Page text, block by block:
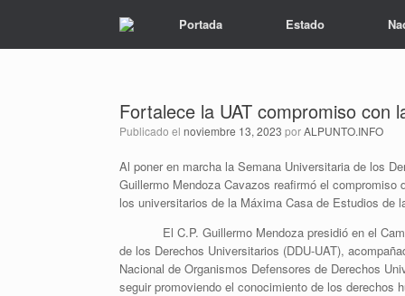
Portada Estado
Fortalece la UAT compromiso con
Publicado el noviembre 13, 2023 porALPUNTO.INFO
Al poner en marcha la Semana Universitaria de los
Guillermo Mendoza Cavazos reafirmó el
los universitarios de la Máxima Casa de Estudios de
El C.P. Guillermo Mendoza presidió en el
de los Derechos Universitarios (DDU-UAT),
Nacional de Organismos Defensores de Derechos
seguir promoviendo el conocimiento de los derechos